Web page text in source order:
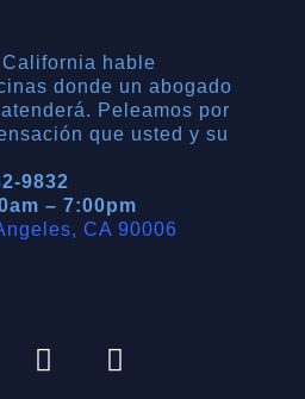
hable
donde un abogado
Peleamos por
que usted y su
9832
– 7:00pm
CA 90006